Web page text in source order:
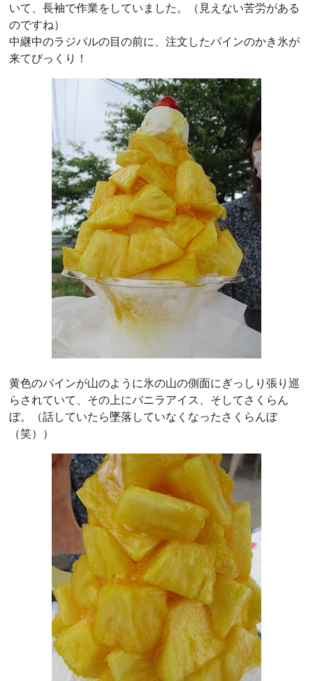
いて、長袖で作業をしていました。（見えない苦労がある
のですね）
中継中のラジパルの目の前に、注文したパインのかき氷が
来てびっくり！
黄色のパインが山のように氷の山の側面にぎっしり張り巡
らされていて、その上にバニラアイス、そしてさくらん
ぼ。（話していたら墜落していなくなったさくらんぼ
（笑））